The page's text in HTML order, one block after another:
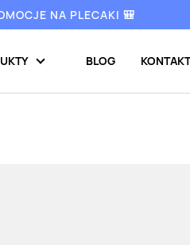
NA PLECAKI 🎒
BLOG KONTAKT